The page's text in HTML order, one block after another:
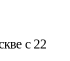
с 22